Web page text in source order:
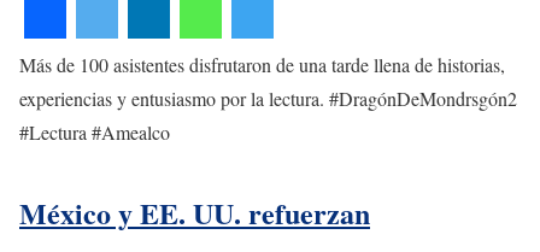
Más de 100 asistentes disfrutaron de una tarde llena de historias,
experiencias y entusiasmo por la lectura. #DragónDeMondrsgón2
#Lectura #Amealco
México y EE. UU. refuerzan